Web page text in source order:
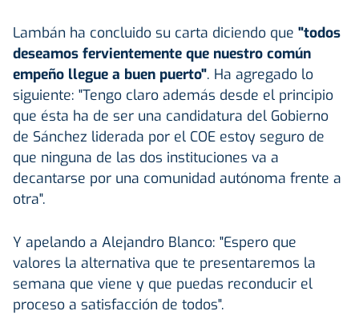
Lambán ha concluido su carta diciendo que "todos
deseamos fervientemente que nuestro común
empeño llegue a buen puerto". Ha agregado lo
siguiente: "Tengo claro además desde el principio
que ésta ha de ser una candidatura del Gobierno
de Sánchez liderada por el COE estoy seguro de
que ninguna de las dos instituciones va a
decantarse por una comunidad autónoma frente a
otra".
Y apelando a Alejandro Blanco: "Espero que
valores la alternativa que te presentaremos la
semana que viene y que puedas reconducir el
proceso a satisfacción de todos".